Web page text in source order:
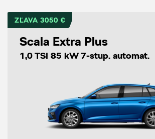
ZĽAVA 3050 €
Scala Extra Plus
1,0 TSI 85 kW 7-stup. automat.